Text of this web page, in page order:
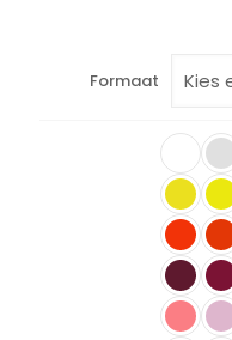
Formaat